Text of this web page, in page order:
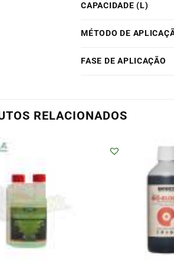
CAPACIDADE (L)
MÉTODO DE
FASE DE APLICAÇÃO
RELACIONADOS